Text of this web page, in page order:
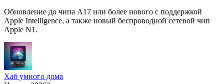
Обновление до чипа A17 или более нового с поддержкой
Apple Intelligence, а также новый беспроводной сетевой чип
Apple N1.
Хаб умного дома